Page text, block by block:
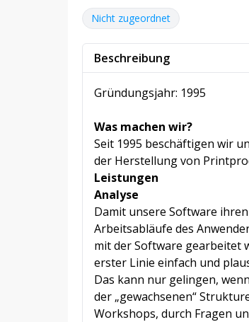
Nicht zugeordnet
Beschreibung
Gründungsjahr: 1995
Was machen wir?
Seit 1995 beschäftigen wir
der Herstellung von
Leistungen
Analyse
Damit unsere Software
Arbeitsabläufe des
mit der Software gearbeitet
erster Linie einfach und
Das kann nur gelingen,
der „gewachsenen“
Workshops, durch Fragen